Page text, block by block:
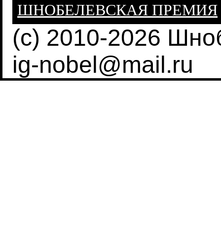
ШНОБЕЛЕВСКАЯ ПРЕМИЯ
(c) 2010-2026
ig-nobel@mail.ru